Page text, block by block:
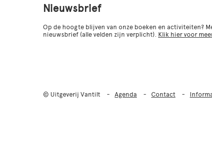
Nieuwsbrief
Op de hoogte blijven van onze boeken en activiteiten?
nieuwsbrief (alle velden zijn verplicht). Klik hier voor
© Uitgeverij Vantilt Agenda Contact